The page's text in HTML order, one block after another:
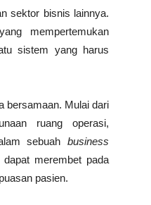
sektor bisnis lainnya.
mempertemukan
sistem yang harus
bersamaan. Mulai dari
ruang operasi,
sebuah business
merembet pada
pasien.